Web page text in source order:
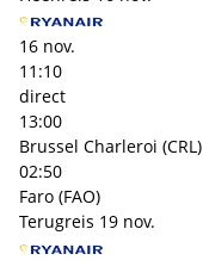
16 nov.
11:10
direct
13:00
Brussel Charleroi (CRL)
02:50
Faro (FAO)
Terugreis 19 nov.